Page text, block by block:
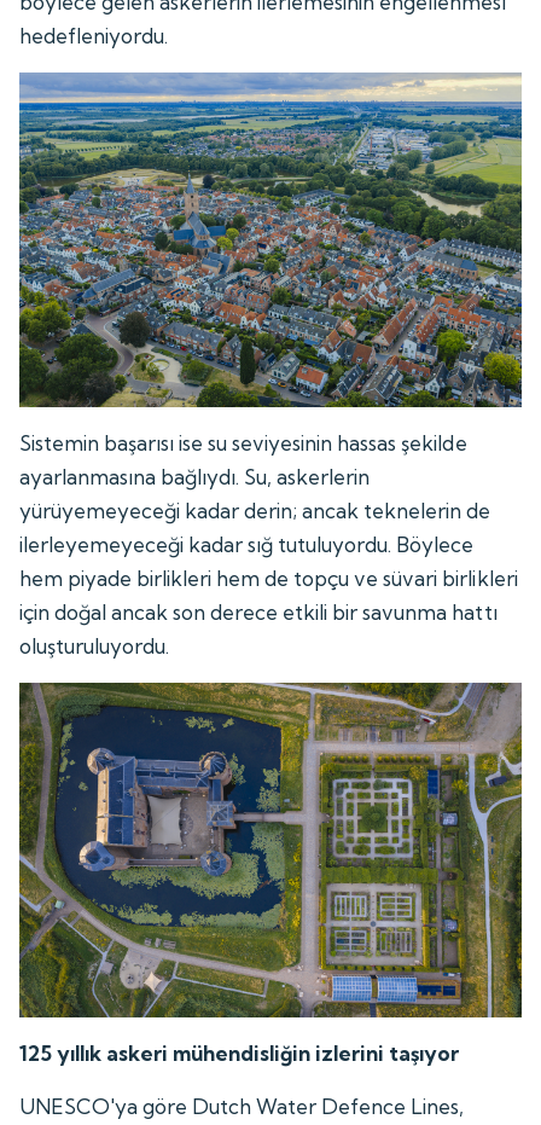
hedefleniyordu.
Sistemin başarısı ise su seviyesinin hassas şekilde
ayarlanmasına bağlıydı. Su, askerlerin
yürüyemeyeceği kadar derin; ancak teknelerin de
ilerleyemeyeceği kadar sığ tutuluyordu. Böylece
hem piyade birlikleri hem de topçu ve süvari birlikleri
için doğal ancak son derece etkili bir savunma hattı
oluşturuluyordu.
125 yıllık askeri mühendisliğin izlerini taşıyor
UNESCO'ya göre Dutch Water Defence Lines,